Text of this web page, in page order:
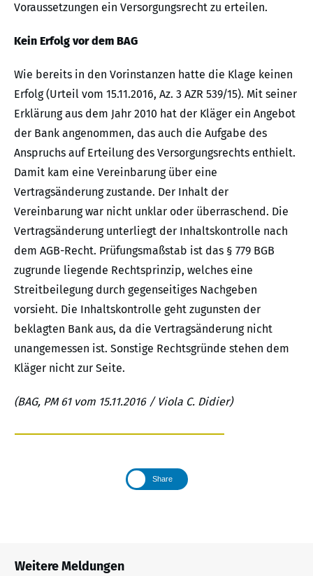
Voraussetzungen ein Versorgungsrecht zu erteilen.
Kein Erfolg vor dem BAG
Wie bereits in den Vorinstanzen hatte die Klage keinen
Erfolg (Urteil vom 15.11.2016, Az. 3 AZR 539/15). Mit seiner
Erklärung aus dem Jahr 2010 hat der Kläger ein Angebot
der Bank angenommen, das auch die Aufgabe des
Anspruchs auf Erteilung des Versorgungsrechts enthielt.
Damit kam eine Vereinbarung über eine
Vertragsänderung zustande. Der Inhalt der
Vereinbarung war nicht unklar oder überraschend. Die
Vertragsänderung unterliegt der Inhaltskontrolle nach
dem AGB-Recht. Prüfungsmaßstab ist das § 779 BGB
zugrunde liegende Rechtsprinzip, welches eine
Streitbeilegung durch gegenseitiges Nachgeben
vorsieht. Die Inhaltskontrolle geht zugunsten der
beklagten Bank aus, da die Vertragsänderung nicht
unangemessen ist. Sonstige Rechtsgründe stehen dem
Kläger nicht zur Seite.
(BAG, PM 61 vom 15.11.2016 / Viola C. Didier)
Share
Weitere Meldungen